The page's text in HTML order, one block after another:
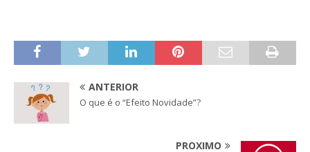
ANTERIOR
O que é o “Efeito Novidade”?
PRÓXIMO